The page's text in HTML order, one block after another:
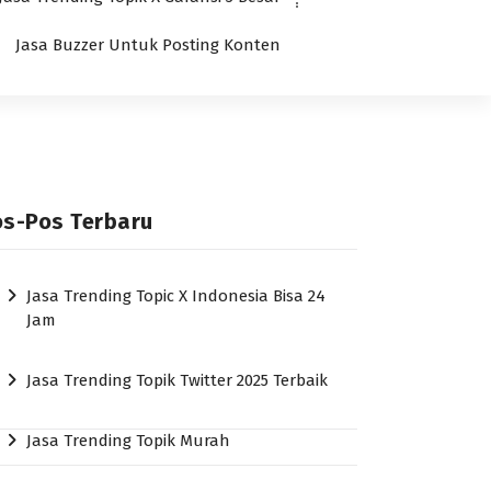
Jasa Buzzer Untuk Posting Konten
Pos Terbaru
Jasa Trending Topic X Indonesia Bisa 24
Jam
Jasa Trending Topik Twitter 2025 Terbaik
Jasa Trending Topik Murah